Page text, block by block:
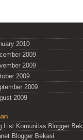
2010
2009
2009
2009
2009
2009
List Komunitas Blogger
Blogger Bekasi